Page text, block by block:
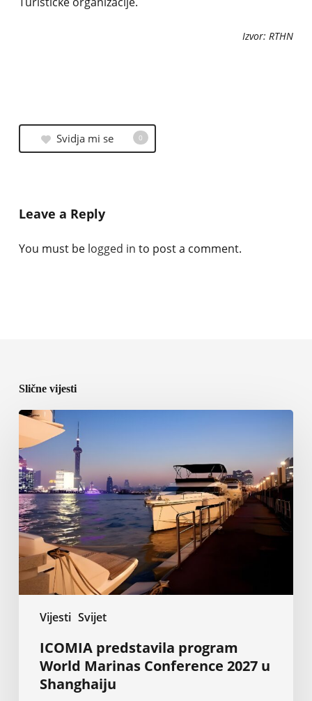
Izvor: RTHN
Svidja mi se 0
Leave a Reply
You must be logged in to post a comment.
Slične vijesti
Vijesti Svijet
ICOMIA
predstavila
program
World
Marinas
Conference
2027
u
Shanghaiju
ICOMIA predstavila program
World Marinas Conference 2027 u
Shanghaiju